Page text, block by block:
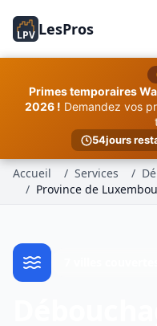
LPV LesPros
Primes temporaires
2026 ! Demandez vos
54jours
Accueil / Services /
/ Province de